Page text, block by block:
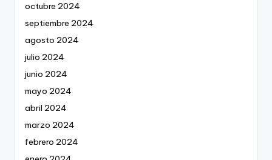
octubre 2024
septiembre 2024
agosto 2024
julio 2024
junio 2024
mayo 2024
abril 2024
marzo 2024
febrero 2024